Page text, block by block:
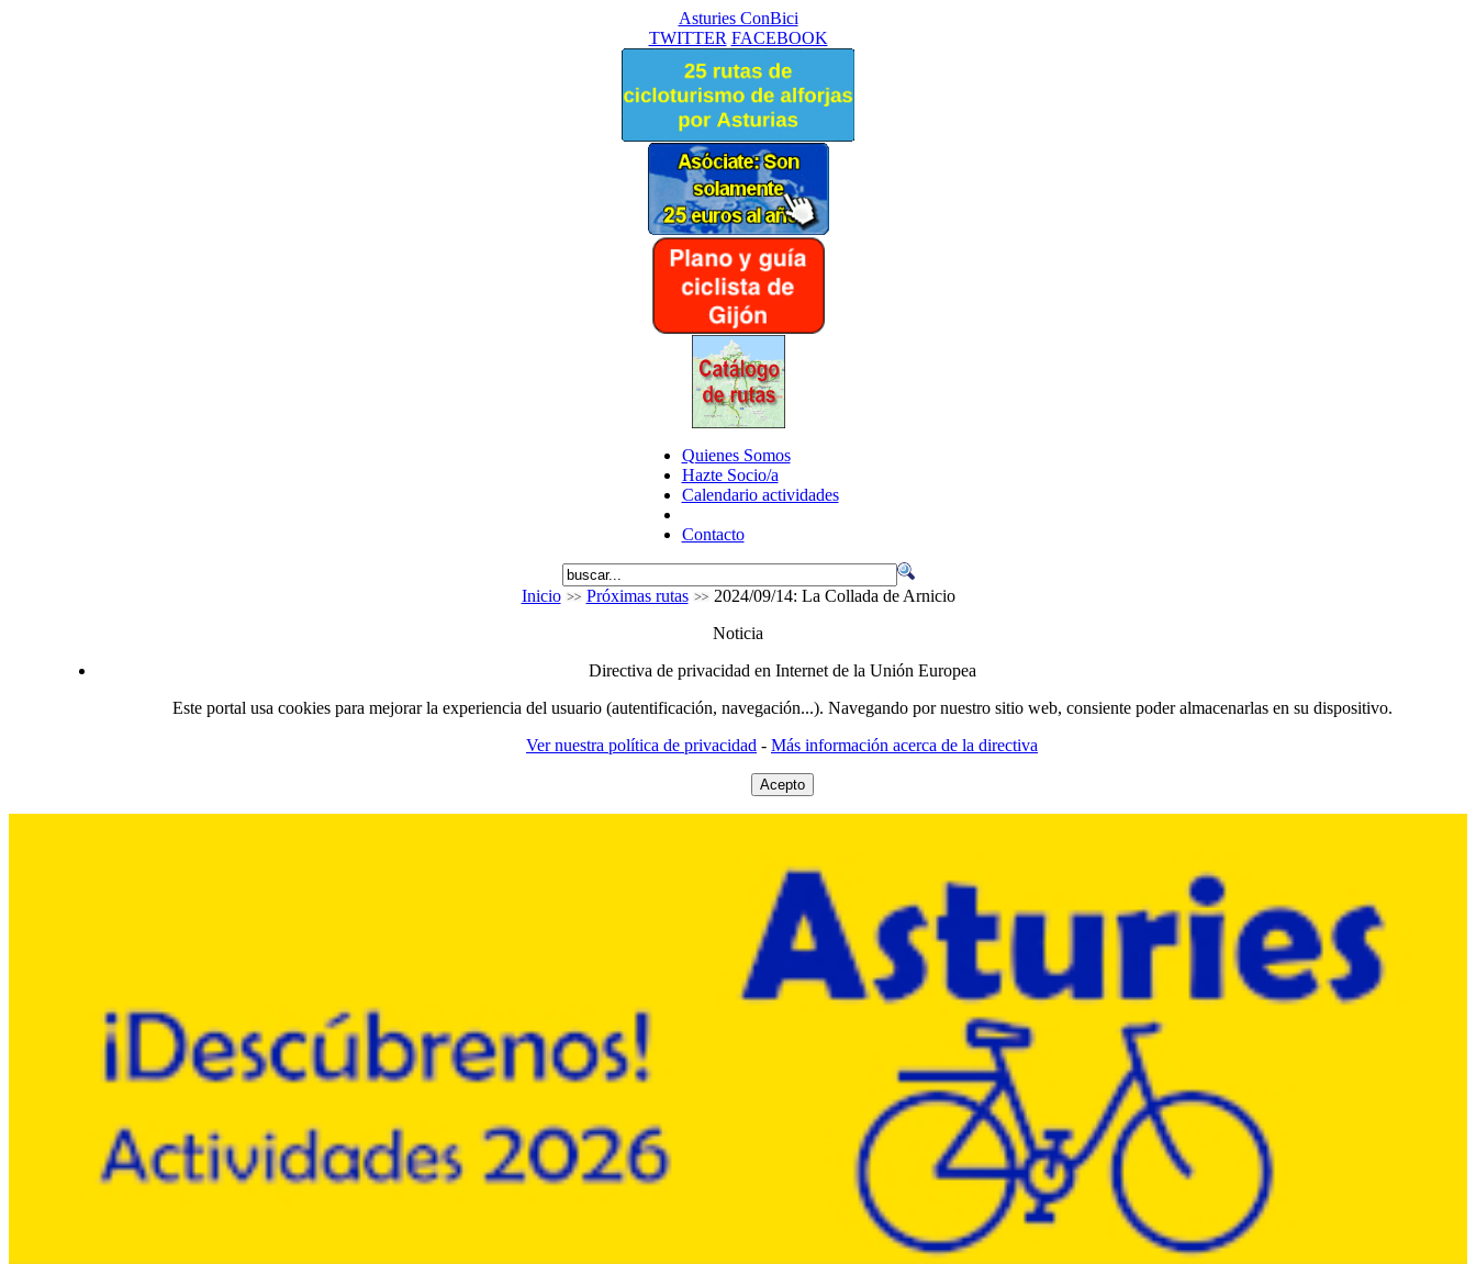
Asturies ConBici
TWITTER FACEBOOK
Quienes Somos
Hazte Socio/a
Calendario actividades
Contacto
Inicio Próximas rutas
2024/09/14: La Collada de Arnicio
Noticia
Directiva de privacidad en Internet de la Unión Europea
Este portal usa cookies para mejorar la experiencia del usuario (autentificación, navegación...). Navegando por nuestro sitio web, consiente poder almacenarlas en su dispositivo.
Ver nuestra política de privacidad - Más información acerca de la directiva
Acepto